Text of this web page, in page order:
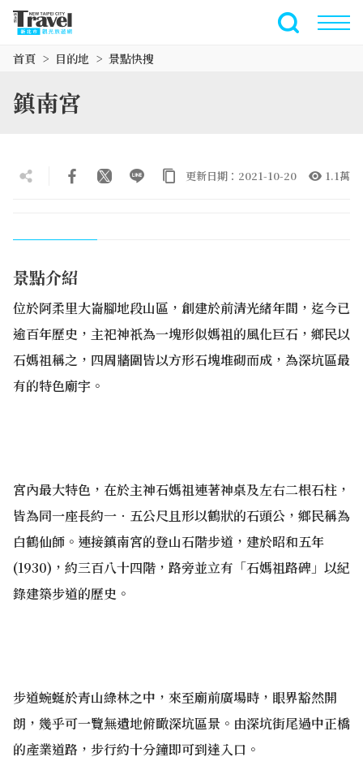
全文檢索
首頁 目的地 景點快搜
鎮南宮
更新日期：2021-10-20 1.1萬
景點介紹
位於阿柔里大崙腳地段山區，創建於前清光緒年間，迄今已
逾百年歷史，主祀神祇為一塊形似媽祖的風化巨石，鄉民以
石媽祖稱之，四周牆圍皆以方形石塊堆砌而成，為深坑區最
有的特色廟宇。
宮內最大特色，在於主神石媽祖連著神桌及左右二根石柱，
皆為同一座長約一‧五公尺且形以鶴狀的石頭公，鄉民稱為
白鶴仙師。連接鎮南宮的登山石階步道，建於昭和五年
(1930)，約三百八十四階，路旁並立有「石媽祖路碑」以紀
錄建築步道的歷史。
步道蜿蜒於青山綠林之中，來至廟前廣場時，眼界豁然開
朗，幾乎可一覽無遺地俯瞰深坑區景。由深坑街尾過中正橋
的產業道路，步行約十分鐘即可到達入口。